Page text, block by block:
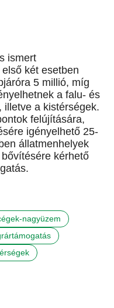
ismert
két esetben
5 millió, míg
a falu- és
illetve a kistérségek.
felújítására,
igényelhető 25-
állatmenhelyek
kérhető
nagyüzem